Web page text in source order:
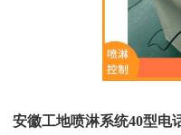
安徽工地喷淋系统40型电